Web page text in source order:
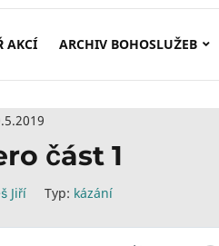
AKCÍ ARCHIV BOHOSLUŽEB
část 1
Jiří Typ: kázání